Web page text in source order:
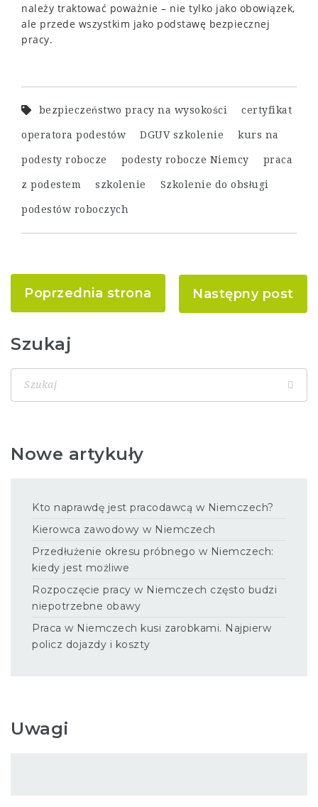
należy traktować poważnie – nie tylko jako obowiązek,
ale przede wszystkim jako podstawę bezpiecznej
pracy.
bezpieczeństwo pracy na wysokości certyfikat
operatora podestów DGUV szkolenie kurs na
podesty robocze podesty robocze Niemcy praca
z podestem szkolenie Szkolenie do obsługi
podestów roboczych
Poprzednia strona Następny post
Szukaj
Nowe artykuły
Kto naprawdę jest pracodawcą w Niemczech?
Kierowca zawodowy w Niemczech
Przedłużenie okresu próbnego w Niemczech:
kiedy jest możliwe
Rozpoczęcie pracy w Niemczech często budzi
niepotrzebne obawy
Praca w Niemczech kusi zarobkami. Najpierw
policz dojazdy i koszty
Uwagi